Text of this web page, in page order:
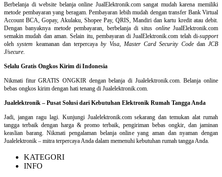
Berbelanja diwebsite belanja online JualElektronik.com sangat mudah karena memiliki
metode pembayaran yang beragam. Pembayaran lebih mudah dengan transfer Bank Virtual
Account BCA, Gopay, Akulaku, Shopee Pay, QRIS, Mandiri dan kartu kredit atau debit.
Dengan banyaknya metode pembayaran, berbelanja di situs onlineJualElektronik.com
semakin mudah dan aman. Selain itu, pembayaran di JualElektronik.com telah di-support
olehsystem keamanan dan terpercayaby Visa, Master Card Security Codedan JCB
J/secure
Selalu Gratis Ongkos Kirim di Indonesia
Nikmati fitur GRATIS ONGKIR dengan belanja di Jualelektronik.com. Belanja online
bebas ongkos kirim dengan hati tenang di Jualelektronik.com.
Jualelektronik – Pusat Solusi dari Kebutuhan Elektronik Rumah Tangga Anda
Jadi, jangan ragu lagi. Kunjungi Jualelektronik.com sekarang dan temukan alat rumah
tangga terbaik dengan harga & promo terbaik, pengiriman bebas ongkir, dan jaminan
keaslian barang. Nikmati pengalaman belanja online yang aman dan nyaman dengan
Jualelektronik – mitra terpercaya Anda dalam memenuhi kebutuhan rumah tangga Anda.
KATEGORI
INFO